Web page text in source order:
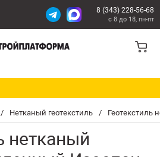
/ Нетканый геотекстиль / Геотекстиль
нетканый
8 (343) 228-56-68
с 8 до 18, пн-пт